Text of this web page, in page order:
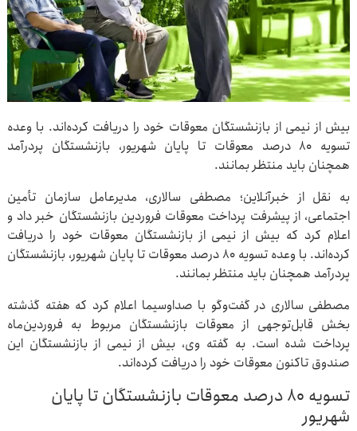
بیش از نیمی از بازنشستگان معوقات خود را دریافت کرده‌اند. با وعده
تسویه ۸۰ درصد معوقات تا پایان شهریور، بازنشستگان پردرآمد
همچنان باید منتظر بمانند.
به نقل از خبرآنلاین؛ مصطفی سالاری، مدیرعامل سازمان تأمین
اجتماعی، از پیشرفت پرداخت معوقات فروردین بازنشستگان خبر داد و
اعلام کرد که بیش از نیمی از بازنشستگان معوقات خود را دریافت
کرده‌اند. با وعده تسویه ۸۰ درصد معوقات تا پایان شهریور، بازنشستگان
پردرآمد همچنان باید منتظر بمانند.
مصطفی سالاری در گفت‌وگو با صداوسیما اعلام کرد که هفته گذشته
بخش قابل‌توجهی از معوقات بازنشستگان مربوط به فروردین‌ماه
پرداخت شده است. به گفته وی، بیش از نیمی از بازنشستگان این
صندوق تاکنون معوقات خود را دریافت کرده‌اند.
تسویه ۸۰ درصد معوقات بازنشستگان تا پایان
شهریور